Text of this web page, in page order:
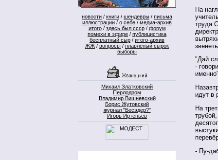
новости / книги / шендевры / письма
иллюстрации / о себе / медиа-архив
итого/ здесь был ссср/ форум
помехи в эфире / публицистика
бесплатный сыр / итого-архив
ЖЖ / вопросы / плавленый сырок
выборы
Михаил Златковский
Перлодром
Владимир Вишневский
Борис Жутовский
журнал "Бесэдер?"
Игорь Иртеньев
На
труда
"Дай
-
идут в
На
- Пу-